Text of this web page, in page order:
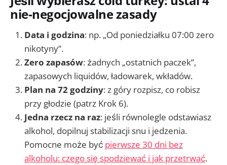
nie-negocjowalne zasady
Data i godzina: np. „Od poniedziałku 07:00 zero
nikotyny”.
Zero zapasów: żadnych „ostatnich paczek”,
zapasowych liquidów, ładowarek, wkładów.
Plan na 72 godziny: z góry rozpisz, co robisz
przy głodzie (patrz Krok 6).
Jedna rzecz na raz: jeśli równolegle odstawiasz
alkohol, dopilnuj stabilizacji snu i jedzenia.
Pomocne może być pierwsze 30 dni bez
alkoholu: czego się spodziewać i jak przetrwać.